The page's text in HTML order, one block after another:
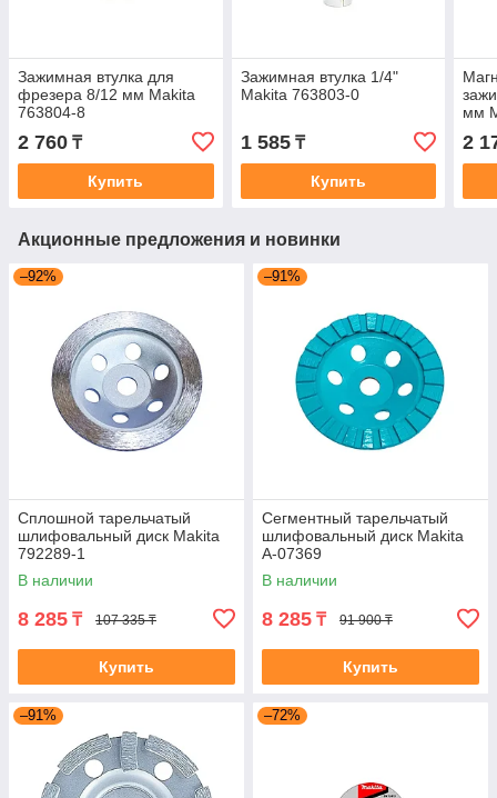
Зажимная втулка для
фрезера 8/12 мм Makita
763804-8
2 760 ₸
Купить
Зажимная втулка 1/4"
Makita 763803-0
1 585₸
Купить
мм
2
Акционные предложения и новинки
–92%
Сплошной тарельчатый
шлифовальный диск Makita
792289-1
В наличии
8 285 ₸ 107 335 ₸
Купить
–91%
Сегментный тарельчатый
шлифовальный диск Makita
A-07369
В наличии
8 285 ₸ 91 900 ₸
Купить
–91% –72%